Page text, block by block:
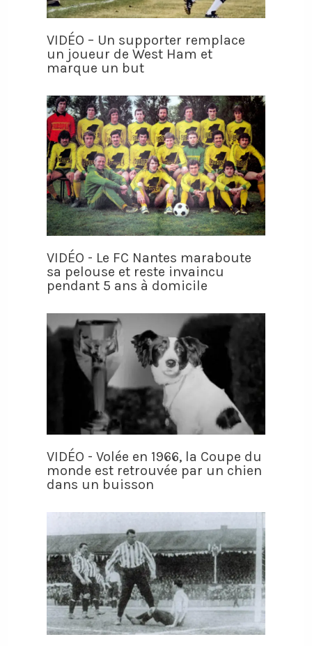
VIDÉO – Un supporter remplace
un joueur de West Ham et
marque un but
VIDÉO - Le FC Nantes maraboute
sa pelouse et reste invaincu
pendant 5 ans à domicile
VIDÉO - Volée en 1966, la Coupe du
monde est retrouvée par un chien
dans un buisson